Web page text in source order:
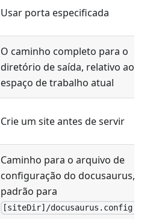
Usar porta especificada
O caminho completo para o
diretório de saída, relativo ao
espaço de trabalho atual
Crie um site antes de servir
Caminho para o arquivo de
configuração do docusaurus,
padrão para
[siteDir]/